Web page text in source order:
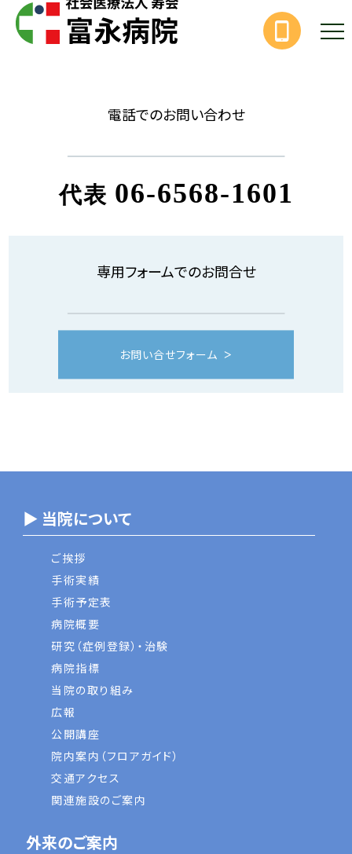
電話でのお問い合わせ
代表 06-6568-1601
専用フォームでのお問合せ
お問い合せフォーム
▶ 当院について
ご挨拶
手術実績
手術予定表
病院概要
研究（症例登録）・治験
病院指標
当院の取り組み
広報
公開講座
院内案内（フロアガイド）
交通アクセス
関連施設のご案内
外来のご案内